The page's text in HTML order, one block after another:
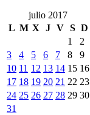
julio 2017
L M X J V S D
1
2
3
4 5 6 7 8
9
10 11 12 13 14 15 16
17 18 19 20 21 22 23
24 25 26 27 28 29 30
31